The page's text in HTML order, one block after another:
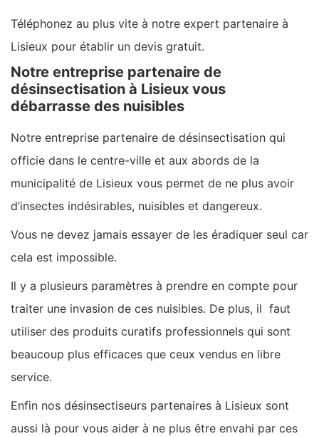
Téléphonez au plus vite à notre expert partenaire à
Lisieux pour établir un devis gratuit.
Notre entreprise partenaire de
désinsectisation à Lisieux vous
débarrasse des nuisibles
Notre entreprise partenaire de désinsectisation qui
officie dans le centre-ville et aux abords de la
municipalité de Lisieux vous permet de ne plus avoir
d’insectes indésirables, nuisibles et dangereux.
Vous ne devez jamais essayer de les éradiquer seul car
cela est impossible.
Il y a plusieurs paramètres à prendre en compte pour
traiter une invasion de ces nuisibles. De plus, il faut
utiliser des produits curatifs professionnels qui sont
beaucoup plus efficaces que ceux vendus en libre
service.
Enfin nos désinsectiseurs partenaires à Lisieux sont
aussi là pour vous aider à ne plus être envahi par ces